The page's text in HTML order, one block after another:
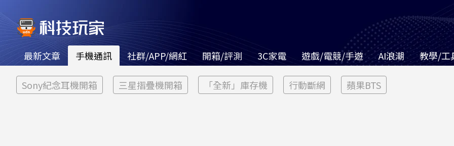
最新文章 手機通訊 社群/APP/網紅 開箱/評測 3C家電 遊戲/電競/手遊 AI浪潮 教學/工
Sony紀念耳機開箱 三星摺疊機開箱 「全新」庫存機 行動斷網 蘋果BTS